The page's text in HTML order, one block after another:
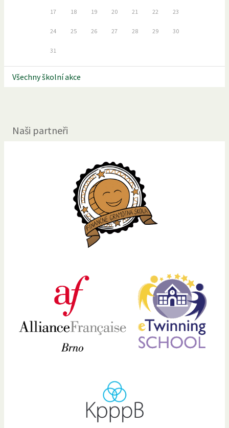
17 18 19 20 21 22 23
24 25 26 27 28 29 30
31
Všechny školní akce
Naši partneři